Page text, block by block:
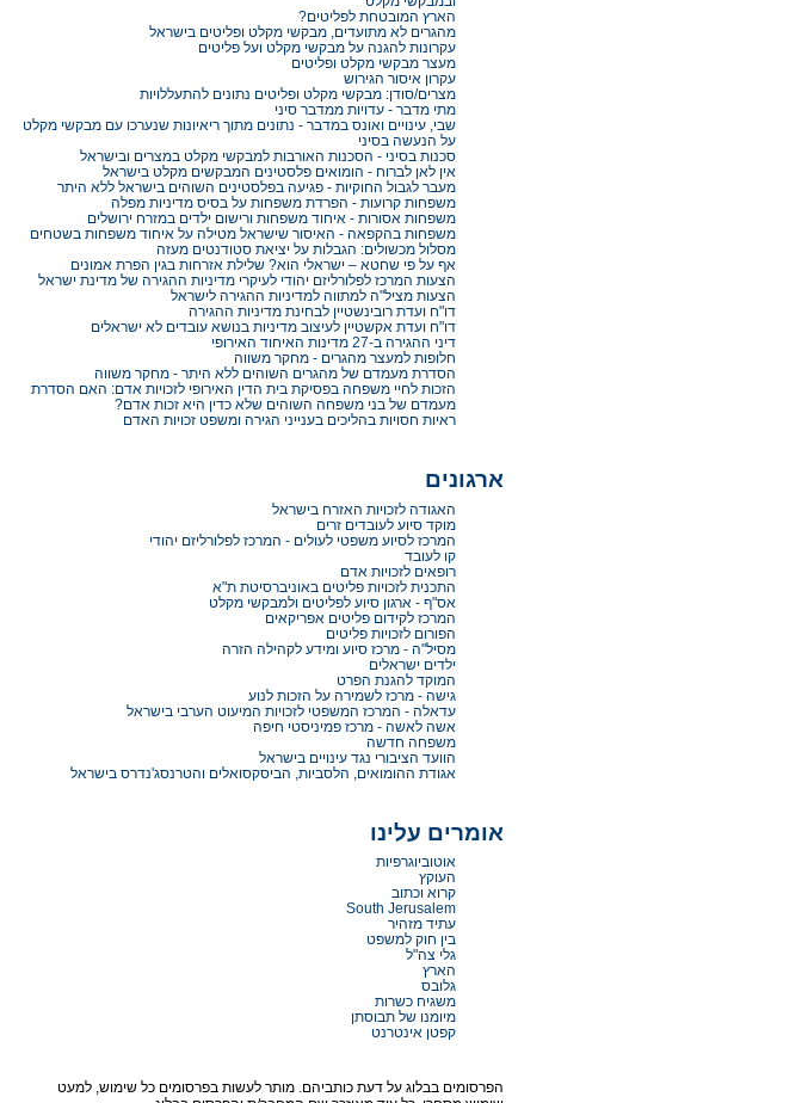
הארץ המובטחת לפליטים?
מהגרים לא מתועדים, מבקשי מקלט ופליטים בישראל
עקרונות להגנה על מבקשי מקלט ועל פליטים
מעצר מבקשי מקלט ופליטים
עקרון איסור הגירוש
מצרים/סודן: מבקשי מקלט ופליטים נתונים להתעללויות
מתי מדבר - עדויות ממדבר סיני
שבי, עינויים ואונס במדבר - נתונים מתוך ריאיונות שנערכו עם מבקשי מקלט
על הנעשה בסיני
סכנות בסיני - הסכנות האורבות למבקשי מקלט במצרים ובישראל
אין לאן לברוח - הומואים פלסטינים המבקשים מקלט בישראל
מעבר לגבול החוקיות - פגיעה בפלסטינים השוהים בישראל ללא היתר
משפחות קרועות - הפרדת משפחות על בסיס מדיניות מפלה
משפחות אסורות - איחוד משפחות ורישום ילדים במזרח ירושלים
משפחות בהקפאה - האיסור שישראל מטילה על איחוד משפחות בשטחים
מסלול מכשולים: הגבלות על יציאת סטודנטים מעזה
אף על פי שחטא – ישראלי הוא? שלילת אזרחות בגין הפרת אמונים
הצעות המרכז לפלורליזם יהודי לעיקרי מדיניות ההגירה של מדינת ישראל
הצעות מציל"ה למתווה למדיניות ההגירה לישראל
דו"ח ועדת רובינשטיין לבחינת מדיניות ההגירה
דו"ח ועדת אקשטיין לעיצוב מדיניות בנושא עובדים לא ישראלים
דיני ההגירה ב-27 מדינות האיחוד האירופי
חלופות למעצר מהגרים - מחקר משווה
הסדרת מעמדם של מהגרים השוהים ללא היתר - מחקר משווה
הזכות לחיי משפחה בפסיקת בית הדין האירופי לזכויות אדם: האם הסדרת
מעמדם של בני משפחה השוהים שלא כדין היא זכות אדם?
ראיות חסויות בהליכים בענייני הגירה ומשפט זכויות האדם
ארגונים
האגודה לזכויות האזרח בישראל
מוקד סיוע לעובדים זרים
המרכז לסיוע משפטי לעולים - המרכז לפלורליזם יהודי
קו לעובד
רופאים לזכויות אדם
התכנית לזכויות פליטים באוניברסיטת ת"א
אס"ף - ארגון סיוע לפליטים ולמבקשי מקלט
המרכז לקידום פליטים אפריקאים
הפורום לזכויות פליטים
מסיל"ה - מרכז סיוע ומידע לקהילה הזרה
ילדים ישראלים
המוקד להגנת הפרט
גישה - מרכז לשמירה על הזכות לנוע
עדאלה - המרכז המשפטי לזכויות המיעוט הערבי בישראל
אשה לאשה - מרכז פמיניסטי חיפה
משפחה חדשה
הוועד הציבורי נגד עינויים בישראל
אגודת ההומואים, הלסביות, הביסקסואלים והטרנסג'נדרס בישראל
אומרים עלינו
אוטוביוגרפיות
העוקץ
קרוא וכתוב
South Jerusalem
עתיד מזהיר
בין חוק למשפט
גלי צה"ל
הארץ
גלובס
משגיח כשרות
מיומנו של תבוסתן
קפטן אינטרנט
הפרסומים בבלוג על דעת כותביהם. מותר לעשות בפרסומים כל שימוש, למעט